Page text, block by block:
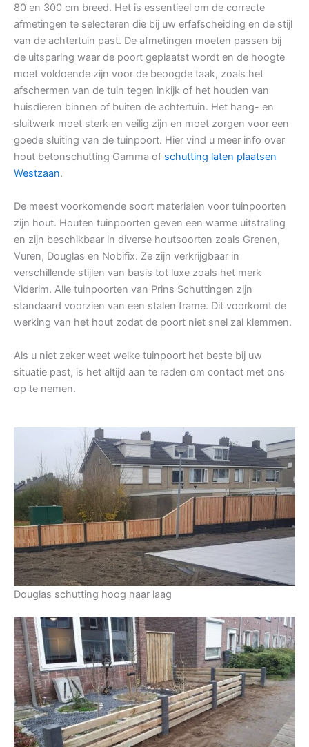
80 en 300 cm breed. Het is essentieel om de correcte
afmetingen te selecteren die bij uw erfafscheiding en de stijl
van de achtertuin past. De afmetingen moeten passen bij
de uitsparing waar de poort geplaatst wordt en de hoogte
moet voldoende zijn voor de beoogde taak, zoals het
afschermen van de tuin tegen inkijk of het houden van
huisdieren binnen of buiten de achtertuin. Het hang- en
sluitwerk moet sterk en veilig zijn en moet zorgen voor een
goede sluiting van de tuinpoort. Hier vind u meer info over
hout betonschutting Gamma of schutting laten plaatsen
Westzaan.
De meest voorkomende soort materialen voor tuinpoorten
zijn hout. Houten tuinpoorten geven een warme uitstraling
en zijn beschikbaar in diverse houtsoorten zoals Grenen,
Vuren, Douglas en Nobifix. Ze zijn verkrijgbaar in
verschillende stijlen van basis tot luxe zoals het merk
Viderim. Alle tuinpoorten van Prins Schuttingen zijn
standaard voorzien van een stalen frame. Dit voorkomt de
werking van het hout zodat de poort niet snel zal klemmen.
Als u niet zeker weet welke tuinpoort het beste bij uw
situatie past, is het altijd aan te raden om contact met ons
op te nemen.
Douglas schutting hoog naar laag